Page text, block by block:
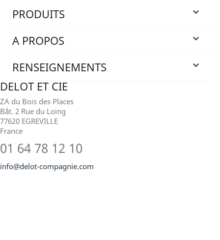
PRODUITS 
A PROPOS 
RENSEIGNEMENTS 
DELOT ET CIE
ZA du Bois des Places
Bât. 2 Rue du Loing
77620 EGREVILLE
France
01 64 78 12 10
info@delot-compagnie.com